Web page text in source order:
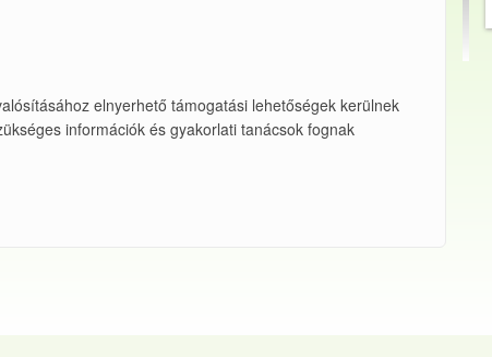
elnyerhető támogatási lehetőségek kerülnek
információk és gyakorlati tanácsok fognak